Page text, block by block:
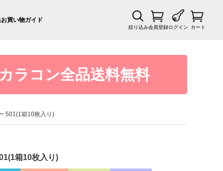
お買い物ガイド
絞り込み会員登録ログイン カート
ラコン全品送料無料
501(1箱10枚入り)
箱10枚入り)